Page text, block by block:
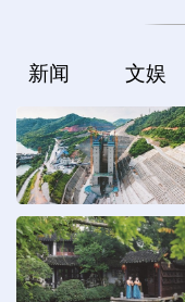
新闻 文娱